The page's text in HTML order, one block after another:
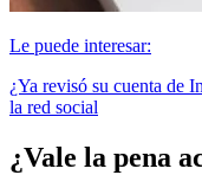
Le puede interesar:
¿Ya revisó su cuenta de
la red social
¿Vale la pena